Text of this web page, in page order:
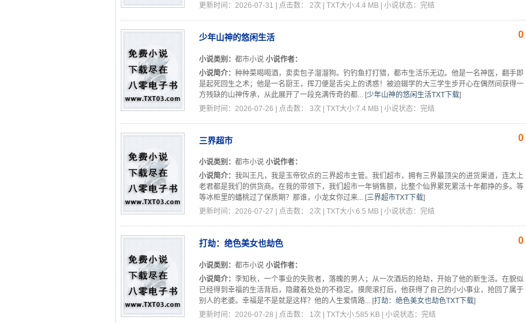
更新时间：2026-07-31 | 点击数： 2次 | TXT大小:4.4 MB | 小说状态：完结
少年山神的悠闲生活 0
小说类别： 都市小说 小说作者：
小说简介： 种种菜喝喝酒，卖卖包子溜溜狗。钓钓鱼打打猎，都市生活乐无边。他是一名神医，翻手即
是起死回生之术；他是一名厨王，挥刀便是舌尖上的诱惑！被迫辍学的大三学生步开心在偶然间获得一
方残缺的山神传承，从此展开了一段充满传奇的都...
[少年山神的悠闲生活TXT下载]
更新时间：2026-07-26 | 点击数： 3次 | TXT大小:7.4 MB | 小说状态：完结
三界超市 0
小说类别： 都市小说 小说作者：
小说简介： 我叫王凡，我是玉帝钦点的三界超市主管。我们超市，拥有三界最顶尖的进货渠道，连太上
老君都是我们的供货商。在我的带领下，我们超市一年销售额，比整个仙界累死累活十年都挣的多。等
等冰柜里的蟠桃过了保质期？那谁，小龙女你过来... [三界超市TXT下载]
更新时间：2026-07-27 | 点击数： 2次 | TXT大小:6.5 MB | 小说状态：完结
打劫：绝色美女也劫色 0
小说类别： 都市小说 小说作者：
小说简介： 李知秋，一个事业的失败者，落魄的男人；从一次酒后的抢劫，开始了他的新生活。在貌似
已经得到幸福的生活背后，隐藏着处处的不稳定。摸爬滚打后，他获得了自己的小小事业，抢回了属于
别人的老婆。幸福是不是就是这样？他的人生爱情路... [打劫：绝色美女也劫色TXT下载]
更新时间：2026-07-28 | 点击数： 1次 | TXT大小:585 KB | 小说状态：完结